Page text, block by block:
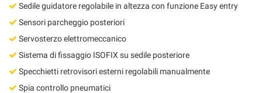
Sedile guidatore regolabile in altezza con funzione Easy entry
Sensori parcheggio posteriori
Servosterzo elettromeccanico
Sistema di fissaggio ISOFIX su sedile posteriore
Specchietti retrovisori esterni regolabili manualmente
Spia controllo pneumatici